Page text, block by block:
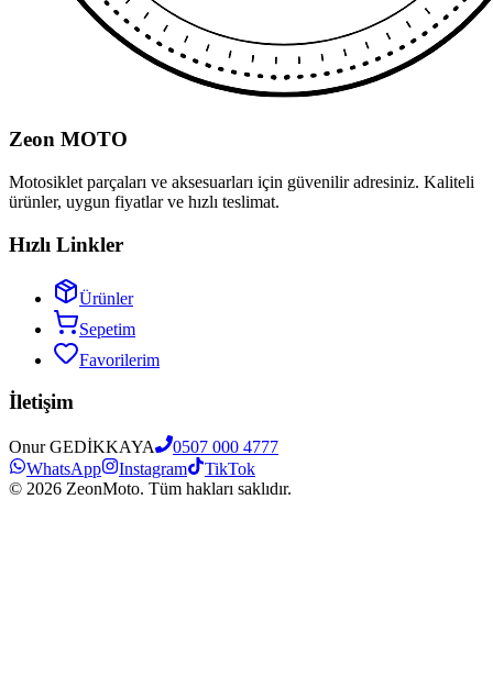
Zeon MOTO
Motosiklet parçaları ve aksesuarları için güvenilir adresiniz. Kaliteli
ürünler, uygun fiyatlar ve hızlı teslimat.
Hızlı Linkler
Ürünler
Sepetim
Favorilerim
İletişim
Onur GEDİKKAYA
0507 000 4777
WhatsApp
Instagram
TikTok
© 2026 ZeonMoto. Tüm hakları saklıdır.